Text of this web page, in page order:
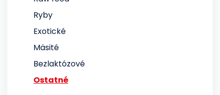
Ryby
Exotické
Mäsité
Bezlaktózové
Ostatné